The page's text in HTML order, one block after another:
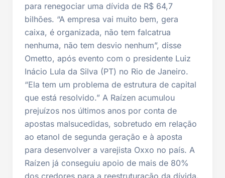
para renegociar uma dívida de R$ 64,7
bilhões. “A empresa vai muito bem, gera
caixa, é organizada, não tem falcatrua
nenhuma, não tem desvio nenhum”, disse
Ometto, após evento com o presidente Luiz
Inácio Lula da Silva (PT) no Rio de Janeiro.
“Ela tem um problema de estrutura de capital
que está resolvido.” A Raízen acumulou
prejuízos nos últimos anos por conta de
apostas malsucedidas, sobretudo em relação
ao etanol de segunda geração e à aposta
para desenvolver a varejista Oxxo no país. A
Raízen já conseguiu apoio de mais de 80%
dos credores para a reestruturação da dívida.